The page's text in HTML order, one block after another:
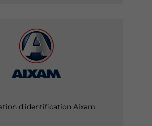
d'identification Aixam